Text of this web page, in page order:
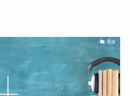
通販